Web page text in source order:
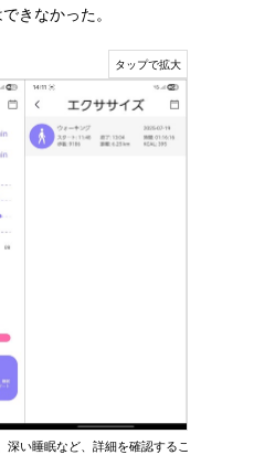
きなかった。
深い睡眠など、詳細を確認するこ